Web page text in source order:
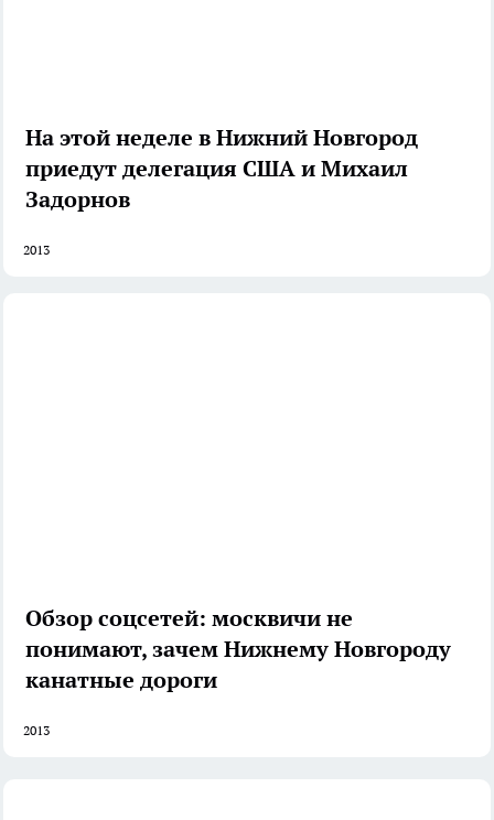
На этой неделе в Нижний Новгород
приедут делегация США и Михаил
Задорнов
2013
Обзор соцсетей: москвичи не
понимают, зачем Нижнему Новгороду
канатные дороги
2013